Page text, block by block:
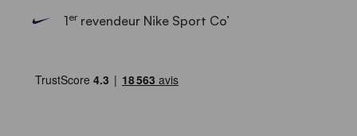
1errevendeur Nike Sport Co’